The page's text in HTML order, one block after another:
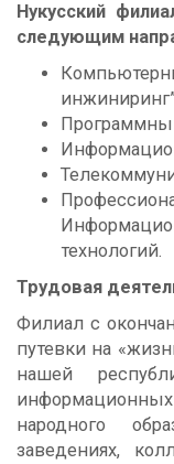
Нукусский
следующим
технологий.
Трудовая
Филиал с
путевки на
нашей
народного
заведениях,